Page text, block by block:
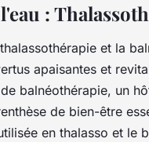
:
thalassothérapie et la
apaisantes et
balnéothérapie, un
de bien-être
en thalasso et le